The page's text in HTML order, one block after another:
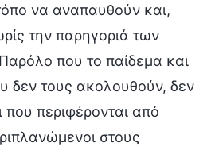
να αναπαυθούν και,
την παρηγοριά των
που το παίδεμα και
δεν τους ακολουθούν, δεν
που περιφέρονται από
στους